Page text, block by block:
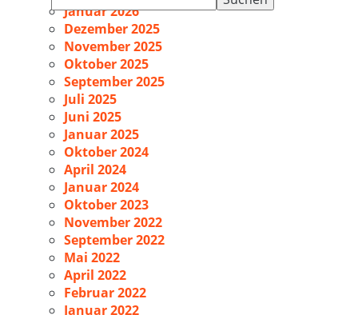
nach:
Januar 2026
Dezember 2025
November 2025
Oktober 2025
September 2025
Juli 2025
Juni 2025
Januar 2025
Oktober 2024
April 2024
Januar 2024
Oktober 2023
November 2022
September 2022
Mai 2022
April 2022
Februar 2022
Januar 2022